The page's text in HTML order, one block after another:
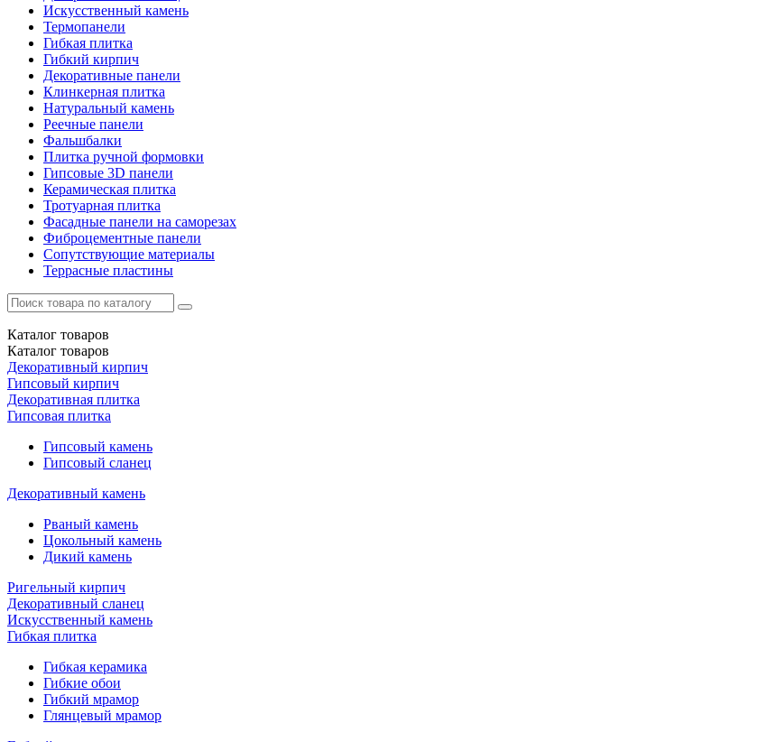
Искусственный камень
Термопанели
Гибкая плитка
Гибкий кирпич
Декоративные панели
Клинкерная плитка
Натуральный камень
Реечные панели
Фальшбалки
Плитка ручной формовки
Гипсовые 3D панели
Керамическая плитка
Тротуарная плитка
Фасадные панели на саморезах
Фиброцементные панели
Сопутствующие материалы
Террасные пластины
Каталог товаров
Каталог товаров
Декоративный кирпич
Гипсовый кирпич
Декоративная плитка
Гипсовая плитка
Гипсовый камень
Гипсовый сланец
Декоративный камень
Рваный камень
Цокольный камень
Дикий камень
Ригельный кирпич
Декоративный сланец
Искусственный камень
Гибкая плитка
Гибкая керамика
Гибкие обои
Гибкий мрамор
Глянцевый мрамор